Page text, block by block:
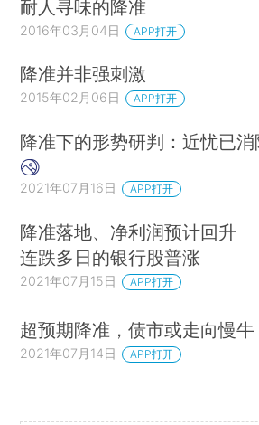
耐人寻味的降准
2016年03月04日 APP打开
降准并非强刺激
2015年02月06日 APP打开
降准下的形势研判：近忧已
2021年07月16日 APP打开
降准落地、净利润预计回升
连跌多日的银行股普涨
2021年07月15日 APP打开
超预期降准，债市或走向慢牛
2021年07月14日 APP打开